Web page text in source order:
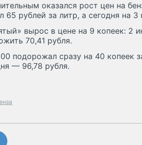
оказался рост цен на
65 рублей за литр, а сегодня на
вырос в цене на 9 копеек: 2
70,41 рубля.
подорожал сразу на 40 копеек
— 96,78 рубля.